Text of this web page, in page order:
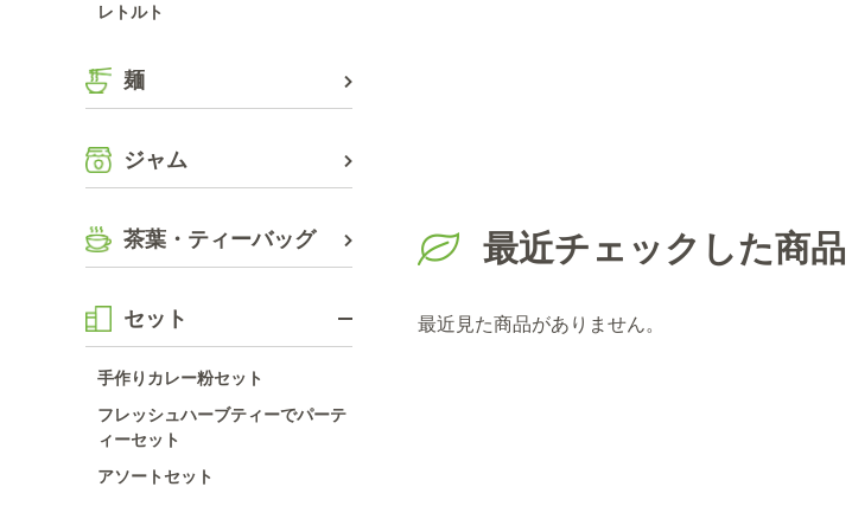
レトルト
麺
ジャム
茶葉・ティーバッグ
セット
手作りカレー粉セット
フレッシュハーブティーでパーテ
ィーセット
アソートセット
最近チェックした商品
最近見た商品がありません。